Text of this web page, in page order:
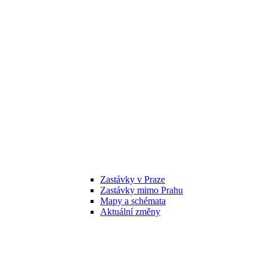
Zastávky v Praze
Zastávky mimo Prahu
Mapy a schémata
Aktuální změny